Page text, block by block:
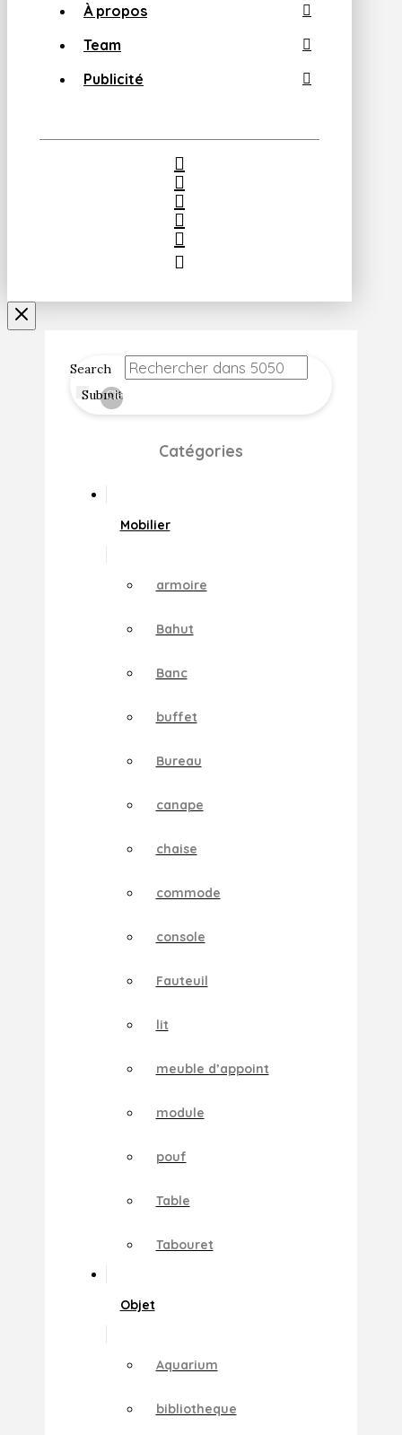
À propos
Team
Publicité
Search
Submit
Clear
Catégories
Mobilier
armoire
Bahut
Banc
buffet
Bureau
canape
chaise
commode
console
Fauteuil
lit
meuble d’appoint
module
pouf
Table
Tabouret
Objet
Aquarium
bibliotheque